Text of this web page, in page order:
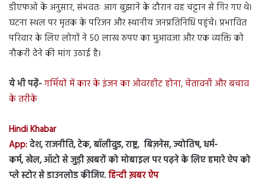
डीएफओ के अनुसार, संभवतः आग बुझाने के दौरान वह चट्टान से गिर गए थे।
घटना स्थल पर मृतक के परिजन और स्थानीय जनप्रतिनिधि पहुंचे। प्रभावित
परिवार के लिए लोगों ने 50 लाख रुपए का मुआवजा और एक व्यक्ति को
नौकरी देने की मांग उठाई है।
ये भी पढ़ें-गर्मियों में कार के इंजन का ओवरहीट होना, चेतावनी और बचाव
के तरीके
Hindi Khabar
App:देश, राजनीति, टेक, बॉलीवुड, राष्ट्र, बिज़नेस, ज्योतिष, धर्म-
कर्म, खेल, ऑटो से जुड़ी ख़बरों को मोबाइल पर पढ़ने के लिए हमारे ऐप को
प्ले स्टोर से डाउनलोड कीजिए.हिन्दी ख़बर ऐप